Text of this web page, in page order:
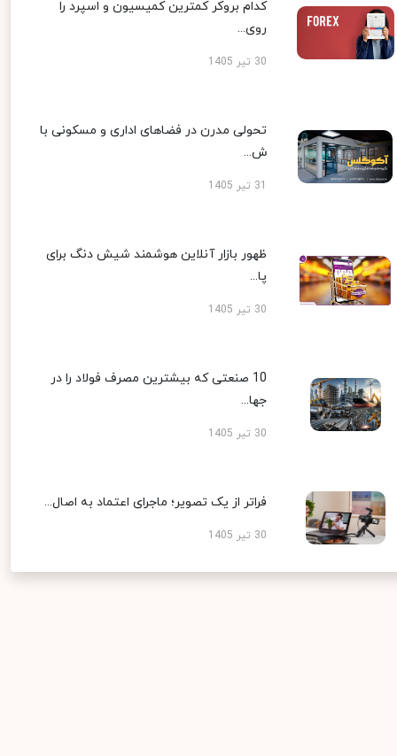
کدام بروکر کمترین کمیسیون و اسپرد را
روی...
30 تیر 1405
تحولی مدرن در فضاهای اداری و مسکونی با
ش...
ظهور بازار آنلاین هوشمند شیش دنگ برای
پا...
30 تیر 1405
10 صنعتی که بیشترین مصرف فولاد را در
جها...
30 تیر 1405
فراتر از یک تصویر؛ ماجرای اعتماد به اصال...
30 تیر 1405